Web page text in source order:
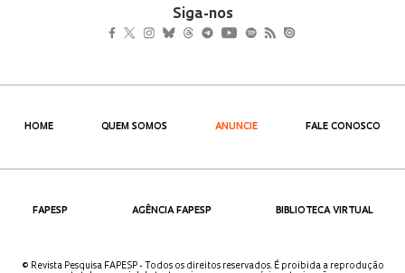
Siga-nos
HOME QUEM SOMOS ANUNCIE FALE CONOSCO
FAPESP AGÊNCIA FAPESP BIBLIOTECA VIRTUAL
© Revista Pesquisa FAPESP - Todos os direitos reservados. É proibida a reprodução